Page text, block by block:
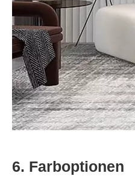
6. Farboptionen